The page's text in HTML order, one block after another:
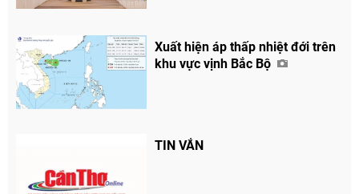
Facebook
Xuất hiện áp thấp nhiệt đới trên
khu vực vịnh Bắc Bộ
TIN VẮN